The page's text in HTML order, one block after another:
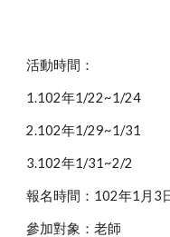
活動時間：
1.102年1/22~1/24
2.102年1/29~1/31
3.102年1/31~2/2
報名時間：102年1月3
參加對象：老師